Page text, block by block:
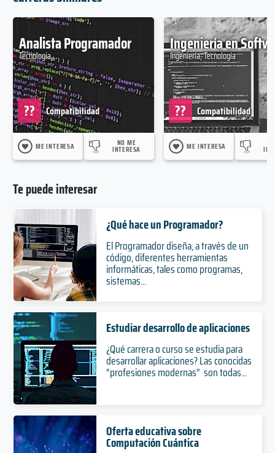
Analista Programador
Tecnología
Compatibilidad
??
ME INTERESA NO ME
INTERESA
Ingeniería en
Ingeniería, Tecnología
Compatibilidad
??
ME INTERESA
Te puede interesar
¿Qué hace un Programador?
El Programador diseña, a través de un
código, diferentes herramientas
informáticas, tales como programas,
sistemas...
Estudiar desarrollo de aplicaciones
¿Qué carrera o curso se estudia para
desarrollar aplicaciones? Las conocidas
“profesiones modernas” son todas...
Oferta educativa sobre
Computación Cuántica